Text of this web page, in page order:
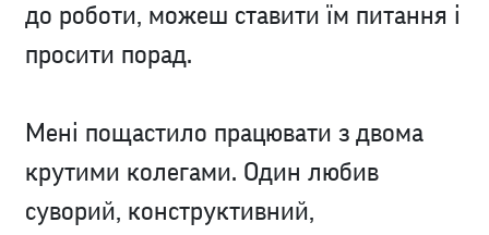
до роботи, можеш ставити їм питання і
просити порад.
Мені пощастило працювати з двома
крутими колегами. Один любив
суворий, конструктивний,